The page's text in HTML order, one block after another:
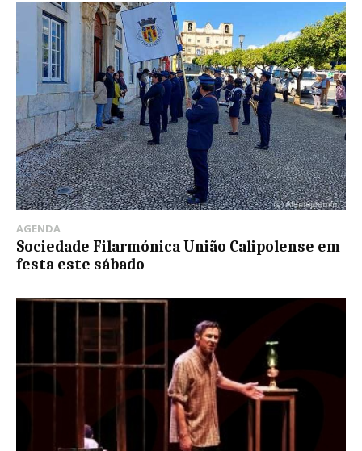
AGENDA
Sociedade Filarmónica União Calipolense em
festa este sábado